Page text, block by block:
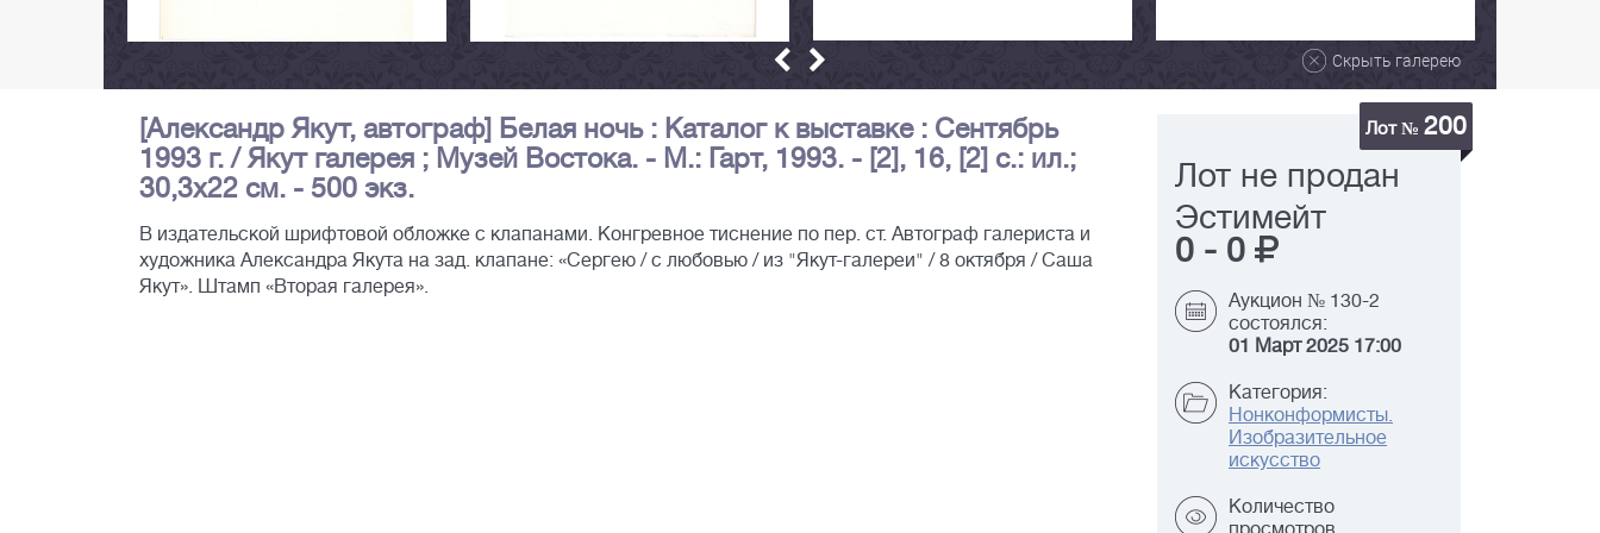
Скрыть галерею
[Александр Якут, автограф] Белая ночь : Каталог к выставке : Сентябрь
1993 г. / Якут галерея ; Музей Востока. - М.: Гарт, 1993. - [2], 16, [2] с.: ил.;
30,3х22 см. - 500 экз.
В издательской шрифтовой обложке с клапанами. Конгревное тиснение по пер. ст. Автограф галериста и
художника Александра Якута на зад. клапане: «Сергею / с любовью / из "Якут-галереи" / 8 октября / Саша
Якут». Штамп «Вторая галерея».
Лот № 200
Лот не продан
Эстимейт
0 - 0
Аукцион № 130-2
состоялся:
01 Март 2025 17:00
Категория:
Нонконформисты.
Изобразительное
искусство
Количество